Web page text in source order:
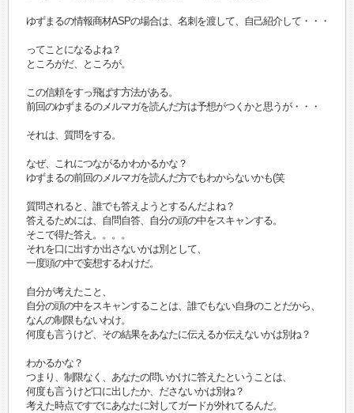
ゆずまるの情報商材ASPの場合は、名刺を渡して、自己紹介して・・・
ってことになるよね？
ところがだ、ところが。
この信頼をすっ飛ばす方法がある。
前回のゆずまるのメルマガを読んだ方は予想がつくかと思うが・・・
それは、質問をする。
なぜ、これにつながるかわかるかな？
ゆずまるの前回のメルマガを読んだ方でもわからないかも(笑
質問されると、誰でも答えようとするんだよね？
答えるためには、自問自答、自分の頭の中をスキャンする。
そこで得た答え。。。。
それを口に出すか出さないかは別として、
一度頭の中で妄想するわけだ。
自分が考えたこと、
自分の頭の中をスキャンすることは、誰でもない自身のことだから、
なんの制限もないわけ。
何度も言うけど、その結果をあなたに伝えるか伝えないかは別ね？
わかるかな？
つまり、制限なく、あなたの問いかけに答えたということは、
何度も言うけど口に出したか、ださないかは別ね？
考えた時点ですでにあなたに対してガードが外れてるんだ。